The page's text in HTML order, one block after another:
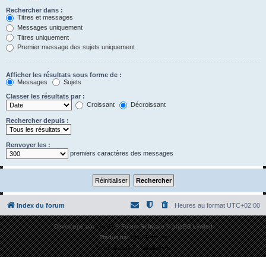
Rechercher dans :
Titres et messages
Messages uniquement
Titres uniquement
Premier message des sujets uniquement
Afficher les résultats sous forme de :
Messages
Sujets
Classer les résultats par :
Croissant
Décroissant
Rechercher depuis :
Renvoyer les :
premiers caractères des messages
Index du forum Heures au format UTC+02:00
Développé parphpBB® Forum Software © phpBB Limited
Traduit parphpBB-fr.com
Confidentialité|Conditions